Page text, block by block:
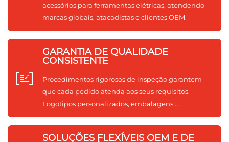
acessórios para ferramentas elétricas, atendendo
marcas globais, atacadistas e clientes OEM.
GARANTIA DE QUALIDADE
CONSISTENTE
Procedimentos rigorosos de inspeção garantem
que cada pedido atenda aos seus requisitos.
Logotipos personalizados, embalagens,
especificações e conjuntos de produtos adaptados
SOLUÇÕES FLEXÍVEIS OEM E DE